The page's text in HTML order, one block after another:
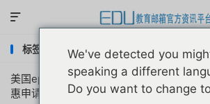

标签：国外edu邮箱申请
美国epic儿童书籍阅读电子书库edu教育优
惠申请教程
We've detected you
speaking a different
Do you want to change